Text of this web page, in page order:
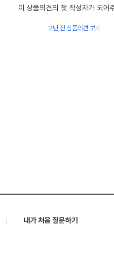
이 상품의견의 첫 작성자가 되어
2년 전 상품의견 보기
내가 처음 질문하기